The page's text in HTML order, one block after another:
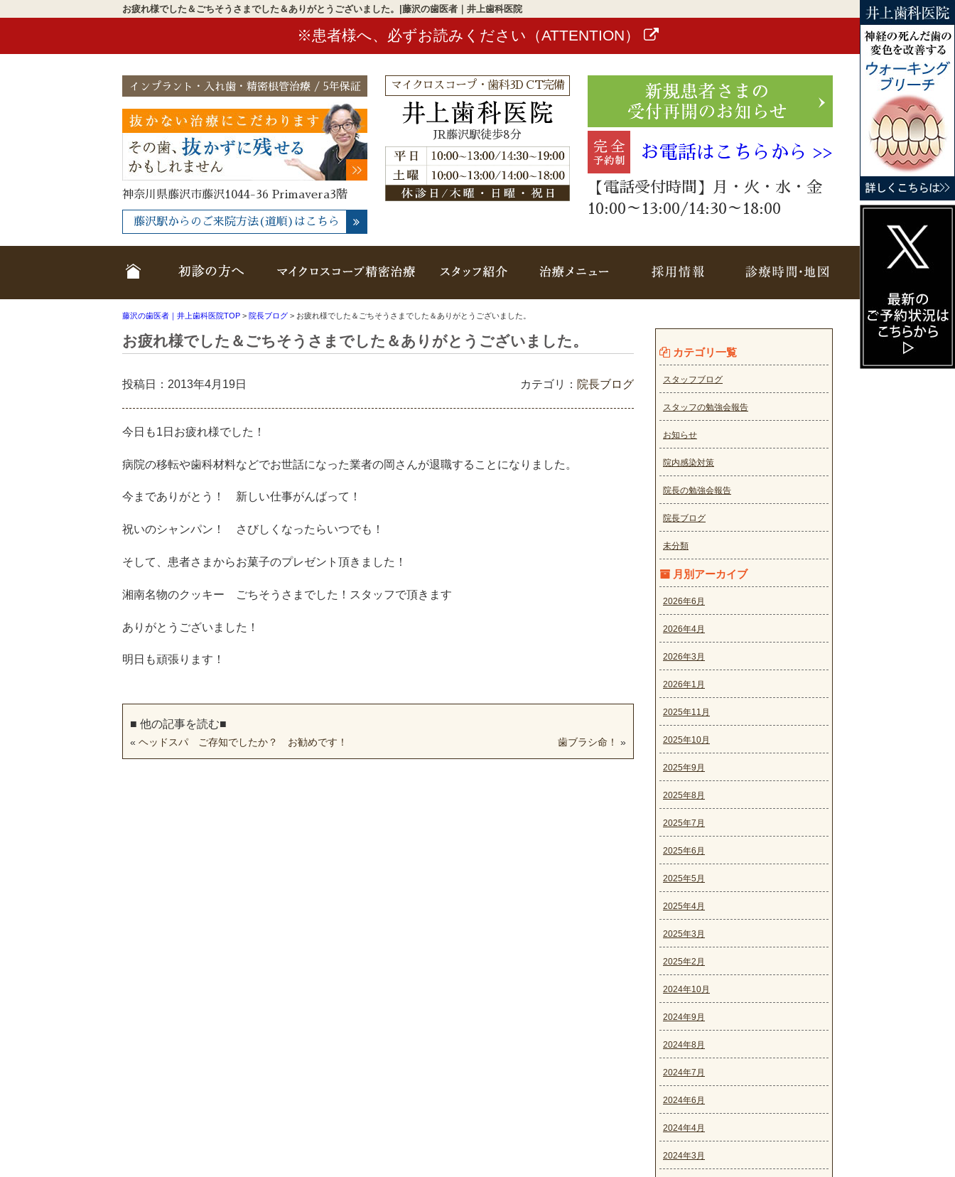
お疲れ様でした＆ごちそうさまでした＆ありがとうございました。|藤沢の歯医者｜井上歯科医院
※患者様へ、必ずお読みください（ATTENTION）
インプラント・入れ歯・精密根管治療 / 5年保証
神奈川県藤沢市藤沢1044-36 Primavera3階
藤沢駅からのご来院方法(道順)はこちら
マイクロスコープ・歯科3D CT完備
JR藤沢駅徒歩8分
お電話はこちらから >>
【電話受付時間】月・火・水・金
10:00～13:00/14:30～18:00
ホーム クリニック概要(初めての方へ) マイクロスコープ精密治療
スタッフ紹介 治療メニュー 採用情報 診療時間・地図
藤沢の歯医者｜井上歯科医院TOP > 院長ブログ > お疲れ様でした＆ごちそうさまでした＆ありがとうございました。
お疲れ様でした＆ごちそうさまでした＆ありがとうございました。
投稿日：2013年4月19日 カテゴリ： 院長ブログ
今日も1日お疲れ様でした！
病院の移転や歯科材料などでお世話になった業者の岡さんが退職することになりました。
今までありがとう！ 新しい仕事がんばって！
祝いのシャンパン！ さびしくなったらいつでも！
そして、患者さまからお菓子のプレゼント頂きました！
湘南名物のクッキー ごちそうさまでした！スタッフで頂きます
ありがとうございました！
明日も頑張ります！
■ 他の記事を読む■
« ヘッドスパ ご存知でしたか？ お勧めです！ 歯ブラシ命！ »
カテゴリ一覧
スタッフブログ
スタッフの勉強会報告
お知らせ
院内感染対策
院長の勉強会報告
院長ブログ
未分類
月別アーカイブ
2026年6月
2026年4月
2026年3月
2026年1月
2025年11月
2025年10月
2025年9月
2025年8月
2025年7月
2025年6月
2025年5月
2025年4月
2025年3月
2025年2月
2024年10月
2024年9月
2024年8月
2024年7月
2024年6月
2024年4月
2024年3月